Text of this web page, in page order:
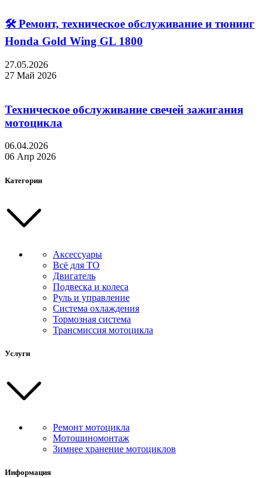
🛠 Ремонт, техническое обслуживание и тюнинг
Honda Gold Wing GL 1800
27.05.2026
27 Май 2026
Техническое обслуживание свечей зажигания
мотоцикла
06.04.2026
06 Апр 2026
Категории
Аксессуары
Всё для ТО
Двигатель
Подвеска и колеса
Руль и управление
Система охлаждения
Тормозная система
Трансмиссия мотоцикла
Услуги
Ремонт мотоцикла
Мотошиномонтаж
Зимнее хранение мотоциклов
Информация